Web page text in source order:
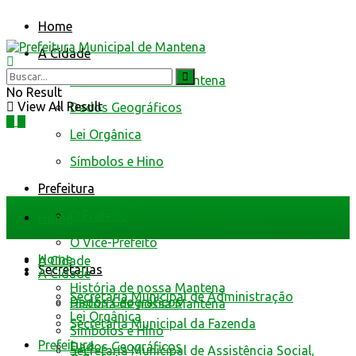
Home
A Cidade
História de nossa Mantena
Dados Geográficos
Lei Orgânica
Símbolos e Hino
Prefeitura
O Vice-Prefeito
Secretarias
Secretaria Municipal de Administração
Secretaria Municipal da Fazenda
Secretaria Municipal de Assistência Social,
No Result
View All Result
Home
A Cidade
História de nossa Mantena
Dados Geográficos
Home
A Cidade
História de nossa Mantena
Dados Geográficos
Lei Orgânica
Símbolos e Hino
Prefeitura